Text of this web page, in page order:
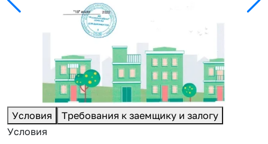
Условия
Требования к заемщику и залогу
Условия